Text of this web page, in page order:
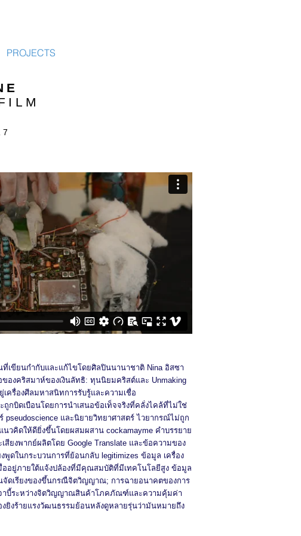
PROJECTS
ที่เขียนกำกับและแก้ไขโดยศิลปินนานาชาติ Nina อิสซา
ของคริสมาห์ของเงินลัทธิ: ทุนนิยมคริสต์และ Unmaking
ครื่องศีลมหาสนิทการรับรู้และความเชื่อ
กบิดเบือนโดยการนำเสนอข้อเท็จจริงที่คลั่งไคล้ที่ไม่ใช่
pseudoscience และนิยายวิทยาศาสตร์ ไวยากรณ์ไม่ถูก
วคิดให้ดียิ่งขึ้นโดยผสมผสาน cockamayme คำบรรยาย
สียงพากย์ผลิตโดย Google Translate และข้อความของ
งพูดในกระบวนการที่ย้อนกลับ legitimizes ข้อมูล เครื่อง
ออยู่ภายใต้แจ้งปล้องที่มีคุณสมบัติที่มีเทคโนโลยีสูง ข้อมูล
นจัดเรียงของขึ้นกรณืจิตวิญญาณ; การฉายอนาคตของการ
จาบี้ระหว่างจิตวิญญาณสินค้าโภคภัณฑ์และความคุ้มค่า
งยิงร้ายแรงวัฒนธรรมย้อนหลังดูหลายรุ่นว่ามันหมายถึง